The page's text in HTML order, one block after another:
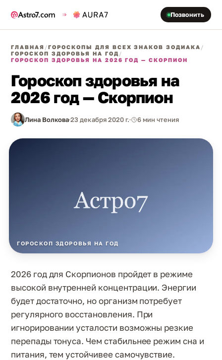
Позвонить
ГЛАВНАЯ /ГОРОСКОПЫ ДЛЯ ВСЕХ ЗНАКОВ ЗОДИАКА /
ГОРОСКОП ЗДОРОВЬЯ НА ГОД/
ГОРОСКОП ЗДОРОВЬЯ НА 2026 ГОД — СКОРПИОН
Гороскоп здоровья на
2026 год — Скорпион
Лина Волкова23 декабря 2020 г. 6 мин чтения
ГОРОСКОП ЗДОРОВЬЯ НА ГОД
2026 год для Скорпионов пройдет в режиме
высокой внутренней концентрации. Энергии
будет достаточно, но организм потребует
регулярного восстановления. При
игнорировании усталости возможны резкие
перепады тонуса. Чем стабильнее режим сна и
питания, тем устойчивее самочувствие.